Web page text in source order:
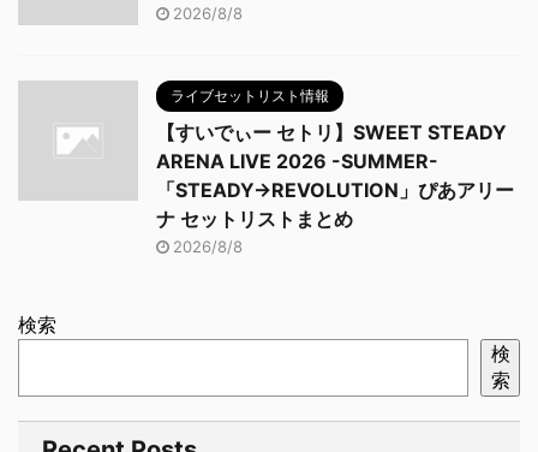
2026/8/8
ライブセットリスト情報
【すいでぃー セトリ】SWEET STEADY
ARENA LIVE 2026 -SUMMER-
「STEADY→REVOLUTION」ぴあアリー
ナ セットリストまとめ
2026/8/8
検索
検
索